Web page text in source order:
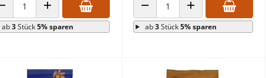
ANZAHL VERRINGERNANZAHL ERHÖHEN
ab3Stück5% sparen
ANZAHL VERRINGERNANZAHL ERHÖHEN
ab3Stück5% sparen